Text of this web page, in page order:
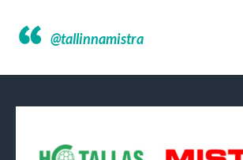
@tallinnamistra